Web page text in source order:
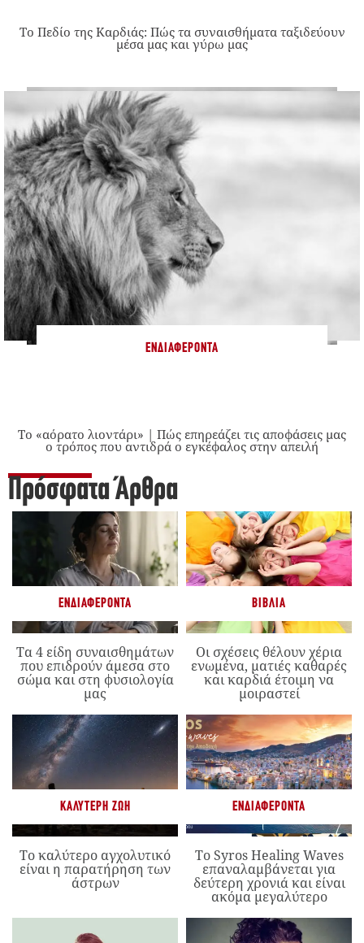
Το Πεδίο της Καρδιάς: Πώς τα συναισθήματα ταξιδεύουν
μέσα μας και γύρω μας
ΕΝΔΙΑΦΈΡΟΝΤΑ
Το «αόρατο λιοντάρι» | Πώς επηρεάζει τις αποφάσεις μας
ο τρόπος που αντιδρά ο εγκέφαλος στην απειλή
Πρόσφατα Άρθρα
ΕΝΔΙΑΦΈΡΟΝΤΑ
Τα 4 είδη συναισθημάτων
που επιδρούν άμεσα στο
σώμα και στη φυσιολογία
μας
ΒΙΒΛΊΑ
Οι σχέσεις θέλουν χέρια
ενωμένα, ματιές καθαρές
και καρδιά έτοιμη να
μοιραστεί
ΚΑΛΎΤΕΡΗ ΖΩΉ
Το καλύτερο αγχολυτικό
είναι η παρατήρηση των
άστρων
ΕΝΔΙΑΦΈΡΟΝΤΑ
Το Syros Healing Waves
επαναλαμβάνεται για
δεύτερη χρονιά και είναι
ακόμα μεγαλύτερο